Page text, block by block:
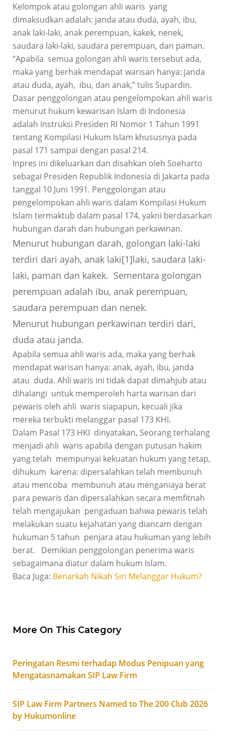
Kelompok atau golongan ahli waris yang
dimaksudkan adalah: janda atau duda, ayah, ibu,
anak laki-laki, anak perempuan, kakek, nenek,
saudara laki-laki, saudara perempuan, dan paman.
“Apabila semua golongan ahli waris tersebut ada,
maka yang berhak mendapat warisan hanya: janda
atau duda, ayah, ibu, dan anak,” tulis Supardin.
Dasar penggolongan atau pengelompokan ahli waris
menurut hukum kewarisan Islam di Indonesia
adalah Instruksi Presiden RI Nomor 1 Tahun 1991
tentang Kompilasi Hukum Islam khususnya pada
pasal 171 sampai dengan pasal 214.
Inpres ini dikeluarkan dan disahkan oleh Soeharto
sebagai Presiden Republik Indonesia di Jakarta pada
tanggal 10 Juni 1991. Penggolongan atau
pengelompokan ahli waris dalam Kompilasi Hukum
Islam termaktub dalam pasal 174, yakni berdasarkan
hubungan darah dan hubungan perkawinan.
Menurut hubungan darah, golongan laki-laki
terdiri dari ayah, anak laki[1]laki, saudara laki-
laki, paman dan kakek. Sementara golongan
perempuan adalah ibu, anak perempuan,
saudara perempuan dan nenek.
Menurut hubungan perkawinan terdiri dari,
duda atau janda.
Apabila semua ahli waris ada, maka yang berhak
mendapat warisan hanya: anak, ayah, ibu, janda
atau duda. Ahli waris ini tidak dapat dimahjub atau
dihalangi untuk memperoleh harta warisan dari
pewaris oleh ahli waris siapapun, kecuali jika
mereka terbukti melanggar pasal 173 KHI.
Dalam Pasal 173 HKI dinyatakan, Seorang terhalang
menjadi ahli waris apabila dengan putusan hakim
yang telah mempunyai kekuatan hukum yang tetap,
dihukum karena: dipersalahkan telah membunuh
atau mencoba membunuh atau menganiaya berat
para pewaris dan dipersalahkan secara memfitnah
telah mengajukan pengaduan bahwa pewaris telah
melakukan suatu kejahatan yang diancam dengan
hukuman 5 tahun penjara atau hukuman yang lebih
berat. Demikian penggolongan penerima waris
sebagaimana diatur dalam hukum Islam.
Baca Juga: Benarkah Nikah Siri Melanggar Hukum?
More On This Category
Peringatan Resmi terhadap Modus Penipuan yang
Mengatasnamakan SIP Law Firm
SIP Law Firm Partners Named to The 200 Club 2026
by Hukumonline